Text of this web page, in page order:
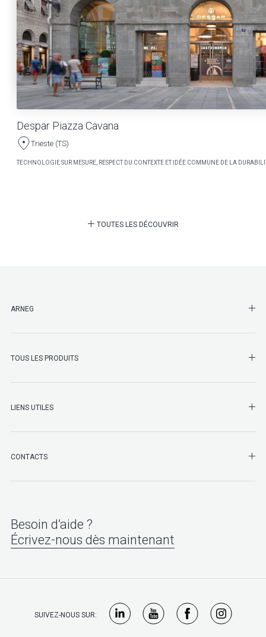
Despar Piazza Cavana
Trieste (TS)
TECHNOLOGIE SUR MESURE, RESPECT DU CONTEXTE ET IDÉE COMMUNE DE LA
TOUTES LES DÉCOUVRIR
ARNEG
TOUS LES PRODUITS
LIENS UTILES
CONTACTS
Besoin d’aide ?
Écrivez-nous dès maintenant
SUIVEZ-NOUS SUR: